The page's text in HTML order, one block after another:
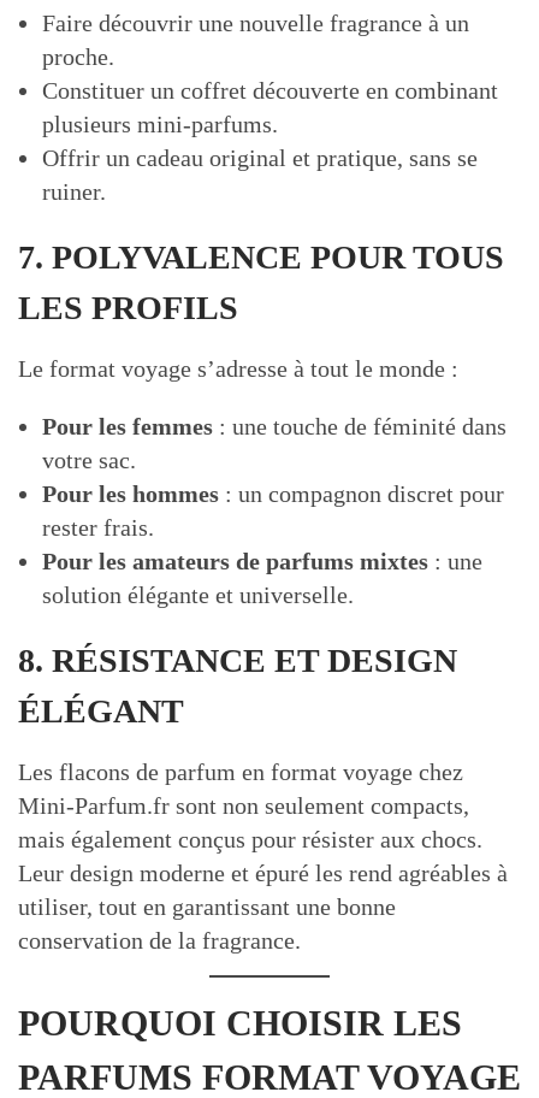
Faire découvrir une nouvelle fragrance à un
proche.
Constituer un coffret découverte en combinant
plusieurs mini-parfums.
Offrir un cadeau original et pratique, sans se
ruiner.
7. POLYVALENCE POUR TOUS
LES PROFILS
Le format voyage s’adresse à tout le monde :
Pour les femmes : une touche de féminité dans
votre sac.
Pour les hommes : un compagnon discret pour
rester frais.
Pour les amateurs de parfums mixtes : une
solution élégante et universelle.
8. RÉSISTANCE ET DESIGN
ÉLÉGANT
Les flacons de parfum en format voyage chez
Mini-Parfum.fr sont non seulement compacts,
mais également conçus pour résister aux chocs.
Leur design moderne et épuré les rend agréables à
utiliser, tout en garantissant une bonne
conservation de la fragrance.
POURQUOI CHOISIR LES
PARFUMS FORMAT VOYAGE